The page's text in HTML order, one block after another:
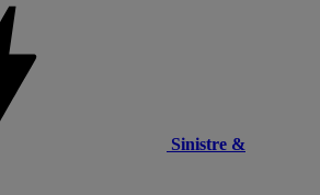
Sinistre &